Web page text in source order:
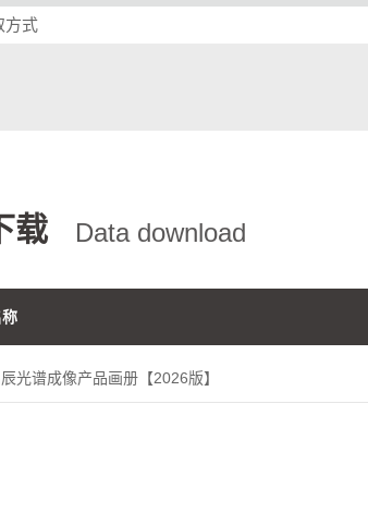
方式
载 Data download
光谱成像产品画册【2026版】